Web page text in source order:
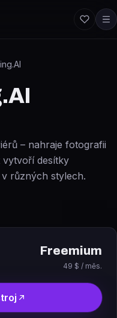
– nahraje fotografii
vytvoří desítky
různých stylech.
Freemium
49 $ / měs.